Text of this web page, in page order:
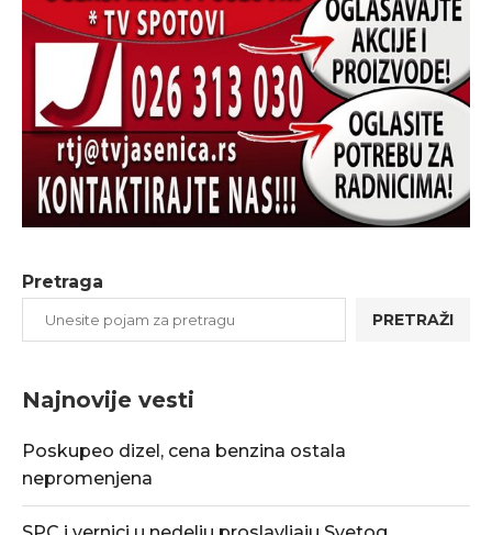
Pretraga
PRETRAŽI
Najnovije vesti
Poskupeo dizel, cena benzina ostala
nepromenjena